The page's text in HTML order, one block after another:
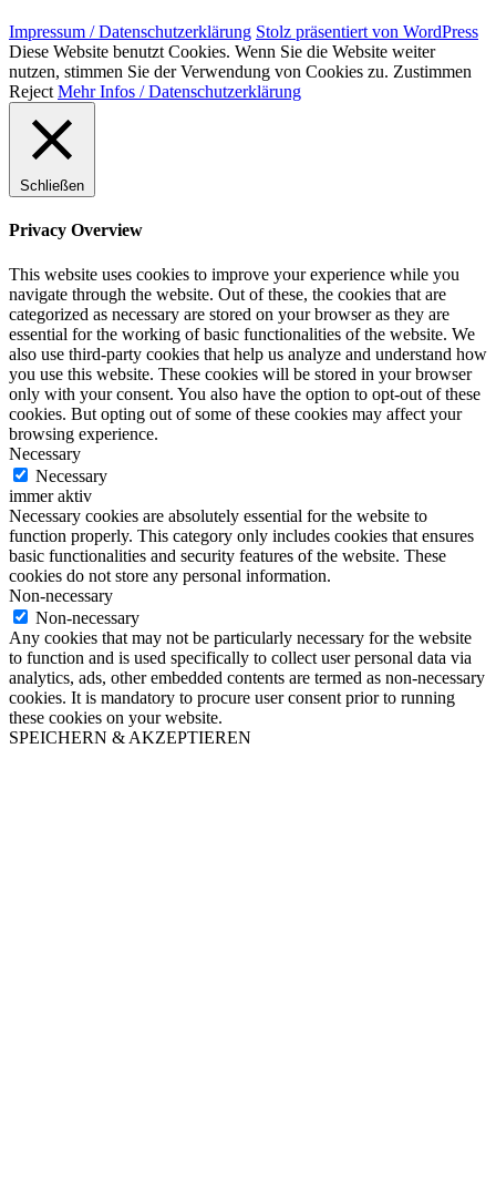
Impressum / Datenschutzerklärung Stolz präsentiert von WordPress
Diese Website benutzt Cookies. Wenn Sie die Website weiter
nutzen, stimmen Sie der Verwendung von Cookies zu. Zustimmen
Reject Mehr Infos / Datenschutzerklärung
Schließen
Privacy Overview
This website uses cookies to improve your experience while you
navigate through the website. Out of these, the cookies that are
categorized as necessary are stored on your browser as they are
essential for the working of basic functionalities of the website. We
also use third-party cookies that help us analyze and understand how
you use this website. These cookies will be stored in your browser
only with your consent. You also have the option to opt-out of these
cookies. But opting out of some of these cookies may affect your
browsing experience.
Necessary
Necessary
immer aktiv
Necessary cookies are absolutely essential for the website to
function properly. This category only includes cookies that ensures
basic functionalities and security features of the website. These
cookies do not store any personal information.
Non-necessary
Non-necessary
Any cookies that may not be particularly necessary for the website
to function and is used specifically to collect user personal data via
analytics, ads, other embedded contents are termed as non-necessary
cookies. It is mandatory to procure user consent prior to running
these cookies on your website.
SPEICHERN & AKZEPTIEREN